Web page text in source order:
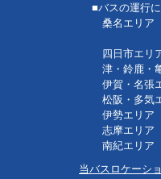
■バスの運行
桑名エリ
：八
四日市エ
津・鈴鹿・
伊賀・名
松阪・多
伊勢エリ
志摩エリ
南紀エリ
当バスロケーシ